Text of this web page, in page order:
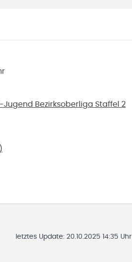
Bezirksoberliga Staffel 2
)
letztes Update: 20.10.2025 14:35 Uhr